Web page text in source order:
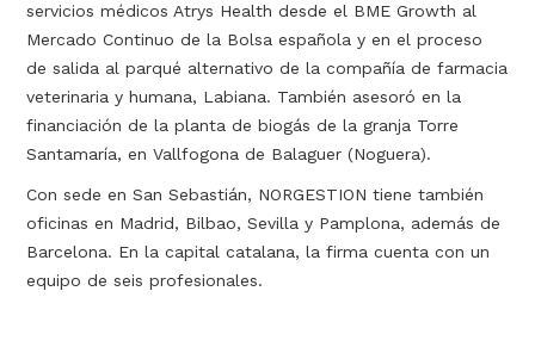
servicios médicos Atrys Health desde el BME Growth al
Mercado Continuo de la Bolsa española y en el proceso
de salida al parqué alternativo de la compañía de farmacia
veterinaria y humana, Labiana. También asesoró en la
financiación de la planta de biogás de la granja Torre
Santamaría, en Vallfogona de Balaguer (Noguera).
Con sede en San Sebastián, NORGESTION tiene también
oficinas en Madrid, Bilbao, Sevilla y Pamplona, además de
Barcelona. En la capital catalana, la firma cuenta con un
equipo de seis profesionales.